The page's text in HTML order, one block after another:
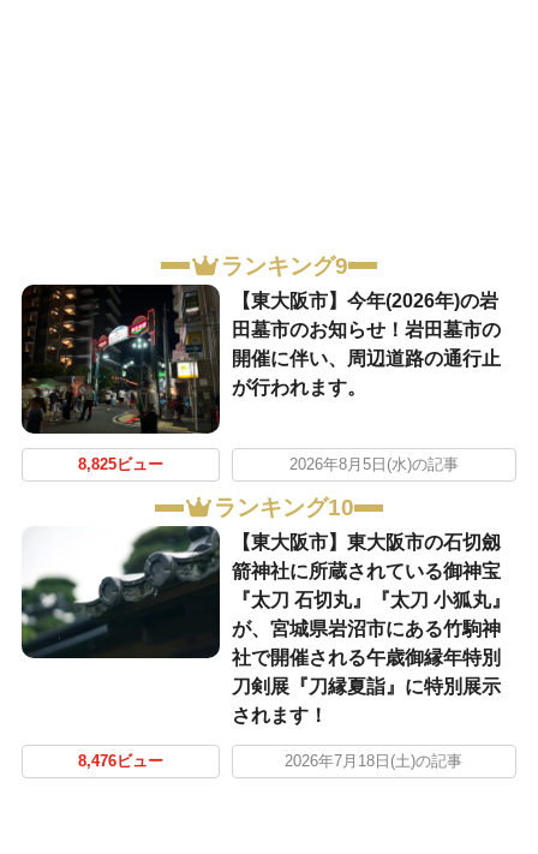
ランキング9
【東大阪市】今年(2026年)の岩
田墓市のお知らせ！岩田墓市の
開催に伴い、周辺道路の通行止
が行われます。
8,825ビュー 2026年8月5日(水)の記事
ランキング10
【東大阪市】東大阪市の石切劔
箭神社に所蔵されている御神宝
『太刀 石切丸』『太刀 小狐丸』
が、宮城県岩沼市にある竹駒神
社で開催される午歳御縁年特別
刀剣展『刀縁夏詣』に特別展示
されます！
8,476ビュー 2026年7月18日(土)の記事